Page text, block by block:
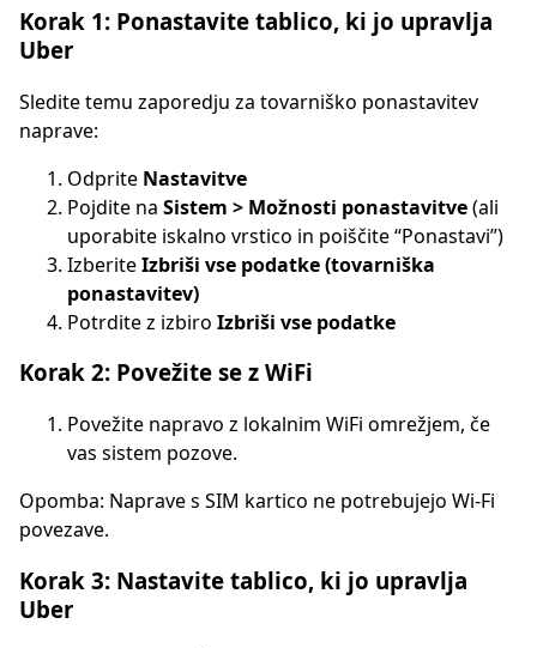
Korak 1: Ponastavite tablico, ki jo upravlja
Uber
Sledite temu zaporedju za tovarniško ponastavitev
naprave:
Odprite Nastavitve
Pojdite na Sistem > Možnosti ponastavitve(ali
uporabite iskalno vrstico in poiščite “Ponastavi”)
IzberiteIzbriši vse podatke (tovarniška
ponastavitev)
Potrdite z izbiro Izbriši vse podatke
Korak 2: Povežite se z WiFi
Povežite napravo z lokalnim WiFi omrežjem, če
vas sistem pozove.
Opomba: Naprave s SIM kartico ne potrebujejo Wi-Fi
povezave.
Korak 3: Nastavite tablico, ki jo upravlja
Uber